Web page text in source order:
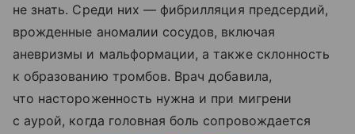
не знать. Среди них — фибрилляция предсердий,
врожденные аномалии сосудов, включая
аневризмы и мальформации, а также склонность
к образованию тромбов. Врач добавила,
что настороженность нужна и при мигрени
с аурой, когда головная боль сопровождается